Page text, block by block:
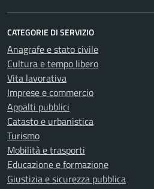
CATEGORIE DI SERVIZIO
Anagrafe e stato civile
Cultura e tempo libero
Vita lavorativa
Imprese e commercio
Appalti pubblici
Catasto e urbanistica
Turismo
Mobilità e trasporti
Educazione e formazione
Giustizia e sicurezza pubblica